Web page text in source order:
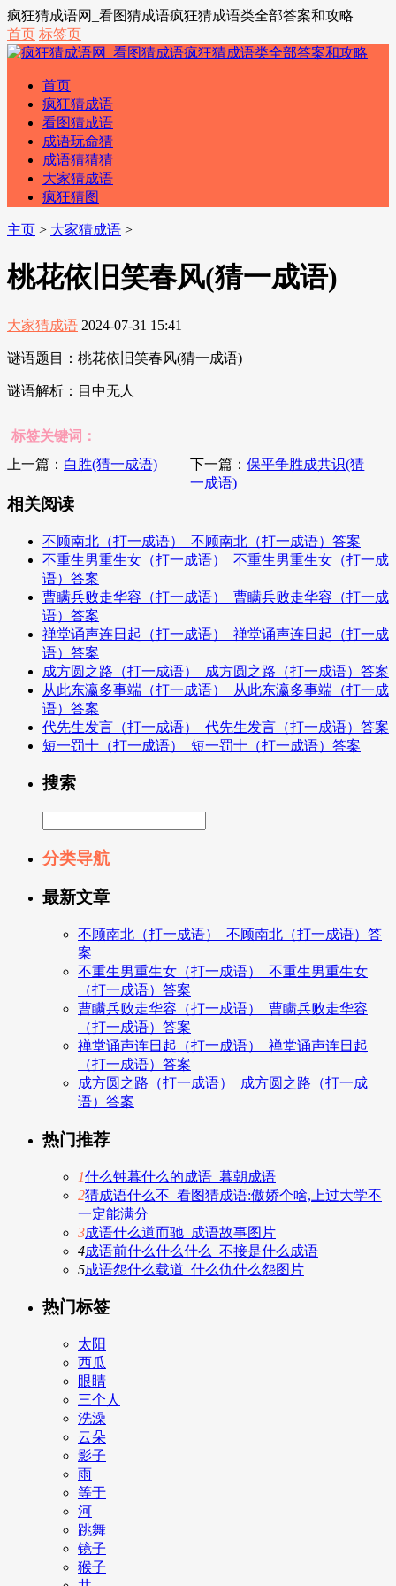
疯狂猜成语网_看图猜成语疯狂猜成语类全部答案和攻略
首页 标签页
首页
疯狂猜成语
看图猜成语
成语玩命猜
成语猜猜猜
大家猜成语
疯狂猜图
主页 > 大家猜成语 >
桃花依旧笑春风(猜一成语)
大家猜成语 2024-07-31 15:41
谜语题目：桃花依旧笑春风(猜一成语)
谜语解析：目中无人
标签关键词：
上一篇： 白胜(猜一成语) 下一篇：保平争胜成共识(猜
一成语)
相关阅读
不顾南北（打一成语）_不顾南北（打一成语）答案
不重生男重生女（打一成语）_不重生男重生女（打一成
语）答案
曹瞒兵败走华容（打一成语）_曹瞒兵败走华容（打一成
语）答案
禅堂诵声连日起（打一成语）_禅堂诵声连日起（打一成
语）答案
成方圆之路（打一成语）_成方圆之路（打一成语）答案
从此东瀛多事端（打一成语）_从此东瀛多事端（打一成
语）答案
代先生发言（打一成语）_代先生发言（打一成语）答案
短一罚十（打一成语）_短一罚十（打一成语）答案
搜索
分类导航
最新文章
不顾南北（打一成语）_不顾南北（打一成语）答
案
不重生男重生女（打一成语）_不重生男重生女
（打一成语）答案
曹瞒兵败走华容（打一成语）_曹瞒兵败走华容
（打一成语）答案
禅堂诵声连日起（打一成语）_禅堂诵声连日起
（打一成语）答案
成方圆之路（打一成语）_成方圆之路（打一成
语）答案
热门推荐
1什么钟暮什么的成语_暮朝成语
2猜成语什么不_看图猜成语:傲娇个啥,上过大学不
一定能满分
3成语什么道而驰_成语故事图片
4成语前什么什么什么_不接是什么成语
5成语怨什么载道_什么仇什么怨图片
热门标签
太阳
西瓜
眼睛
三个人
洗澡
云朵
影子
雨
等于
河
跳舞
镜子
猴子